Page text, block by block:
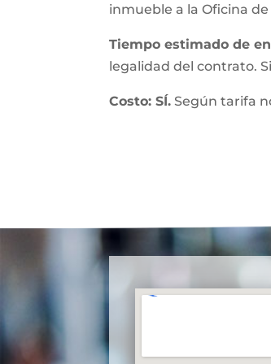
inmueble a la Oficina
Tiempo estimado de
legalidad del contrato.
Costo: SÍ. Según tarifa